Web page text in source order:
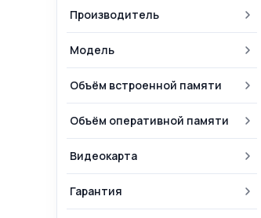
Производитель
Модель
Объём встроенной памяти
Объём оперативной памяти
Видеокарта
Гарантия